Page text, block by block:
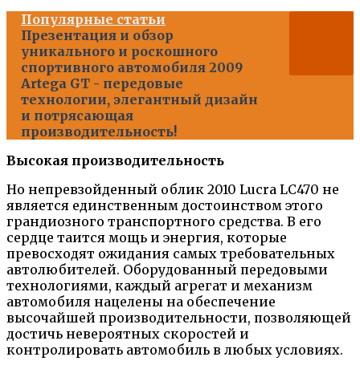
Популярные статьи
Презентация и обзор
уникального и роскошного
спортивного автомобиля 2009
Artega GT - передовые
технологии, элегантный дизайн
и потрясающая
производительность!
Высокая производительность
Но непревзойденный облик 2010 Lucra LC470 не
является единственным достоинством этого
грандиозного транспортного средства. В его
сердце таится мощь и энергия, которые
превосходят ожидания самых требовательных
автолюбителей. Оборудованный передовыми
технологиями, каждый агрегат и механизм
автомобиля нацелены на обеспечение
высочайшей производительности, позволяющей
достичь невероятных скоростей и
контролировать автомобиль в любых условиях.